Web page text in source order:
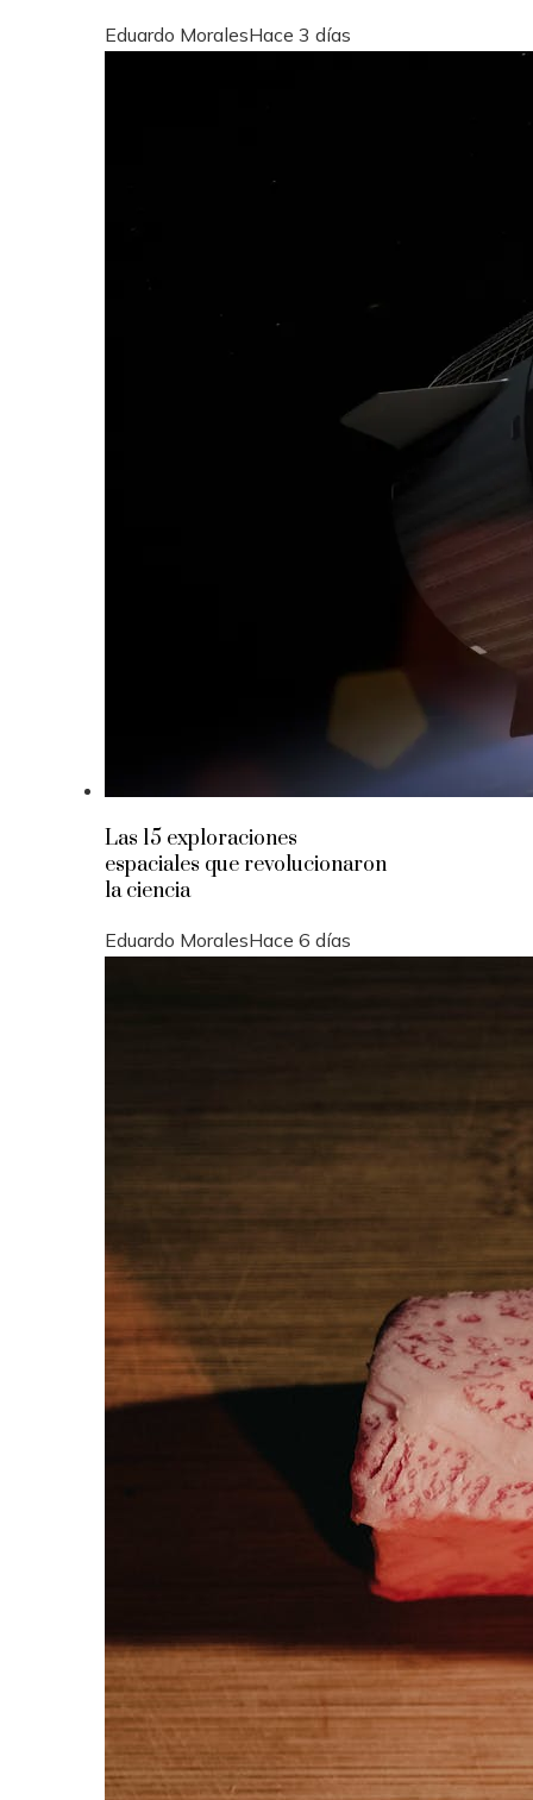
Eduardo MoralesHace 3 días
Las 15 exploraciones
espaciales que revolucionaron
la ciencia
Eduardo MoralesHace 6 días